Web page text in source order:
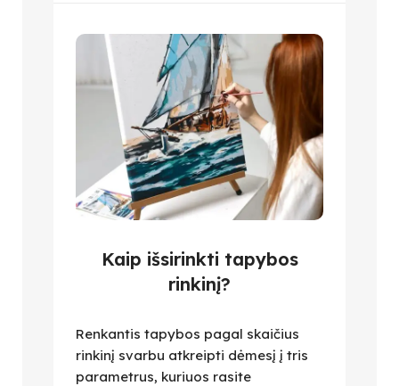
Kaip išsirinkti tapybos
rinkinį?
Renkantis tapybos pagal skaičius
rinkinį svarbu atkreipti dėmesį į tris
parametrus, kuriuos rasite